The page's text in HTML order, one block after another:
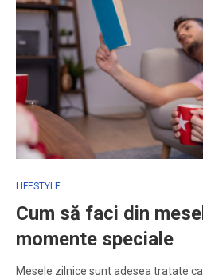
LIFESTYLE
Cum să faci din
momente speciale
Mesele zilnice sunt adesea tratate